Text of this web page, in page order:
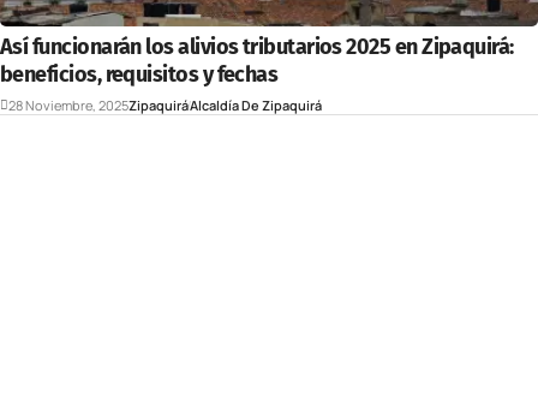
Así funcionarán los alivios tributarios 2025 en Zipaquirá:
beneficios, requisitos y fechas
28 Noviembre, 2025ZipaquiráAlcaldía De Zipaquirá